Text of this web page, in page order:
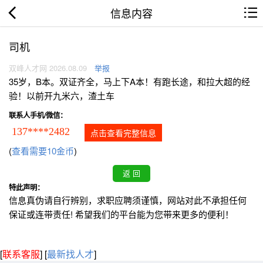
信息内容
司机
双峰人才网 2026.08.09 举报
35岁，B本。双证齐全，马上下A本！有跑长途，和拉大超的经
验！以前开九米六，渣土车
联系人手机/微信：
137****2482 点击查看完整信息
(查看需要10金币)
特此声明：
信息真伪请自行辨别，求职应聘须谨慎，网站对此不承担任何
保证或连带责任! 希望我们的平台能为您带来更多的便利！
[联系客服] [最新找人才]